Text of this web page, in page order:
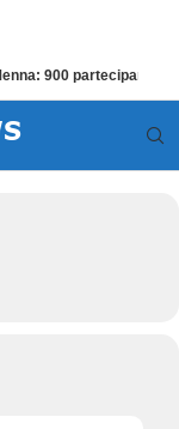
900 partecipanti